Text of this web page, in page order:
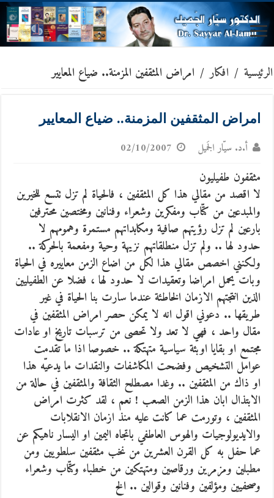
الرئيسية / افكار / امراض المثقفين المزمنة.. ضياع المعايير
امراض المثقفين المزمنة.. ضياع المعايير
أ.د. سيّار الجَميل 02/10/2007
مثقفون طفيليون
لا اقصد من مقالي هذا كل المثقفين ، فالحياة لم تزل تتسع للخيرين
والمبدعين من كتّاب ومفكرين وشعراء وفنانين ومختصين محترفين
بارعين لم تزل رؤيتهم صافية ومكابداتهم مستمرة وهمومهم لا
حدود لها .. ولم تزل منطلقاتهم نزيهة وحية ومفعمة بالحركة ..
ولكنني اخصص مقالي هذا لكل من اضاع الزمن معاييره في الحياة
وبات يحمل امراضا وتعقيدات لا حدود لها ، فضلا عن الطفيليين
الذين انتجتهم الازمان الخاطئة عندما سارت بنا الحياة في غير
طريقها .. دعوني اقول انه لا يمكن حصر امراض المثقفين في
مقال واحد ، فهي لا تعد ولا تحصى من ترسبات تاريخ او عادات
مجتمع او بقايا اوبئة سياسية متهتكة .. خصوصا اذا ما تقدمت
عوامل التشخيص وفضحت المكاشفات والنقدات ما يدعيّه هذا
او ذاك من المثقفين .. وغدا مصطلح الثقافة والمثقفين في حالة من
الابتذال ابان هذا الزمن الصعب ! نعم ، لقد كثرت امراض
المثقفين ، وتورمت عما كانت عليه منذ ازمان الانقلابات
والايديولوجيات والهوس العاطفي باتجاه اليمين او اليسار ناهيكم عن
عما حفل به كل القرن العشرين من نخب مثقفين سلطويين ومن
مطبلين ومزمرين ورقاصين ومتهتكين من خطباء وكتّاب وشعراء
وصحفيين ومؤلفين وفنانين وقوالين .. الخ